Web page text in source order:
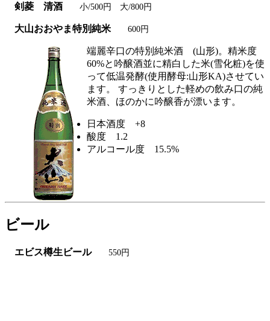
剣菱 清酒 小/500円 大/800円
大山おおやま特別純米 600円
端麗辛口の特別純米酒 (山形)。精米度
60%と吟醸酒並に精白した米(雪化粧)を使
って低温発酵(使用酵母:山形KA)させてい
ます。 すっきりとした軽めの飲み口の純
米酒、ほのかに吟醸香が漂います。
日本酒度 +8
酸度 1.2
アルコール度 15.5%
ビール
エビス樽生ビール550円